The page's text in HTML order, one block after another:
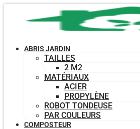
ABRIS JARDIN
TAILLES
2 M2
MATÉRIAUX
ACIER
PROPYLÈNE
ROBOT TONDEUSE
PAR COULEURS
COMPOSTEUR